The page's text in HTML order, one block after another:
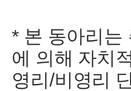
* 본 동아리는
에 의해 자치
영리/비영리